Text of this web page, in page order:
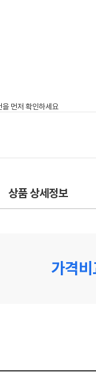
상품 상세정보
가격비